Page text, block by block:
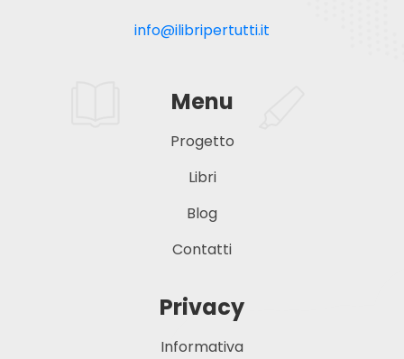
info@ilibripertutti.it
Menu
Progetto
Libri
Blog
Contatti
Privacy
Informativa